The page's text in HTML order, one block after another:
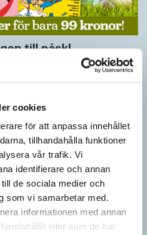
cookies
för att anpassa innehållet
tillhandahålla funktioner
vår trafik. Vi
identifierare och annan
de sociala medier och
som vi samarbetar med.
informationen med annan
eller som de har
till påsk!
erbjudande. Just nu kan du ge